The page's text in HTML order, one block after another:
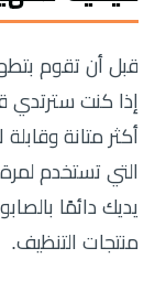
قبل أن تقوم
إذا كنت سترتدي
أكثر متانة
التي تستخدم
يديك دائمًا
منتجات التنظيف.